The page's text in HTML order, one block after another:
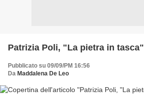
Patrizia Poli, "La pietra in tasca"
Pubblicato su 09/09/PM 16:56
Da Maddalena De Leo